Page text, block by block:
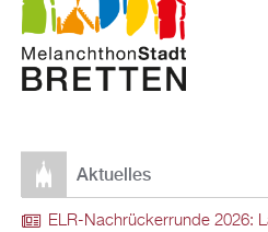
Aktuelles
ELR-Nachrückerrunde 2026: